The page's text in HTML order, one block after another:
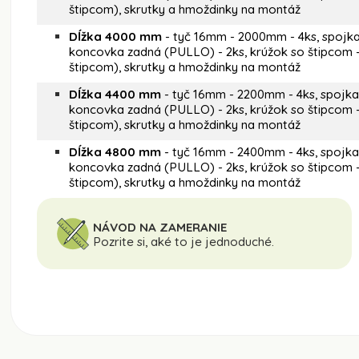
štipcom), skrutky a hmoždinky na montáž
Dĺžka 4000 mm - tyč 16mm - 2000mm - 4ks,
koncovka zadná (PULLO) - 2ks, krúžok so
štipcom), skrutky a hmoždinky na montáž
Dĺžka 4400 mm - tyč 16mm - 2200mm - 4ks,
koncovka zadná (PULLO) - 2ks, krúžok so
štipcom), skrutky a hmoždinky na montáž
Dĺžka 4800 mm - tyč 16mm - 2400mm - 4ks,
koncovka zadná (PULLO) - 2ks, krúžok so
štipcom), skrutky a hmoždinky na montáž
NÁVOD NA ZAMERANIE
Pozrite si, aké to je jednoduché.